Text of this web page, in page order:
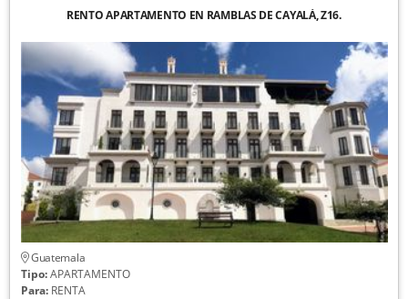
RENTO APARTAMENTO EN RAMBLAS DE CAYALÁ, Z16.
Guatemala
Tipo:APARTAMENTO
Para:RENTA